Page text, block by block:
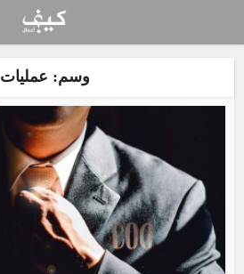
وسم: عمليات